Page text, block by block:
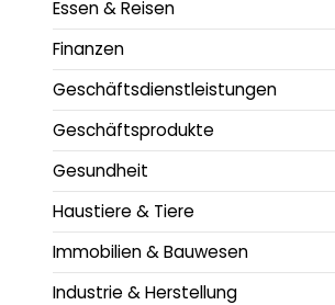
Essen & Reisen
Finanzen
Geschäftsdienstleistungen
Geschäftsprodukte
Gesundheit
Haustiere & Tiere
Immobilien & Bauwesen
Industrie & Herstellung